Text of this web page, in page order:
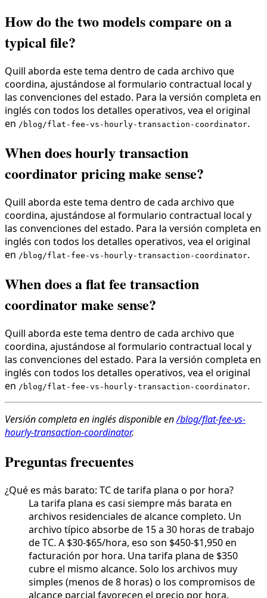
How do the two models compare on a
typical file?
Quill aborda este tema dentro de cada archivo que
coordina, ajustándose al formulario contractual local y
las convenciones del estado. Para la versión completa en
inglés con todos los detalles operativos, vea el original
en /blog/flat-fee-vs-hourly-transaction-coordinator.
When does hourly transaction
coordinator pricing make sense?
Quill aborda este tema dentro de cada archivo que
coordina, ajustándose al formulario contractual local y
las convenciones del estado. Para la versión completa en
inglés con todos los detalles operativos, vea el original
en /blog/flat-fee-vs-hourly-transaction-coordinator.
When does a flat fee transaction
coordinator make sense?
Quill aborda este tema dentro de cada archivo que
coordina, ajustándose al formulario contractual local y
las convenciones del estado. Para la versión completa en
inglés con todos los detalles operativos, vea el original
en /blog/flat-fee-vs-hourly-transaction-coordinator.
Versión completa en inglés disponible en/blog/flat-fee-vs-
hourly-transaction-coordinator.
Preguntas frecuentes
¿Qué es más barato: TC de tarifa plana o por hora?
La tarifa plana es casi siempre más barata en
archivos residenciales de alcance completo. Un
archivo típico absorbe de 15 a 30 horas de trabajo
de TC. A $30-$65/hora, eso son $450-$1,950 en
facturación por hora. Una tarifa plana de $350
cubre el mismo alcance. Solo los archivos muy
simples (menos de 8 horas) o los compromisos de
alcance parcial favorecen el precio por hora.